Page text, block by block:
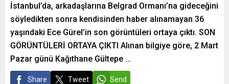
İstanbul’da, arkadaşlarına Belgrad Ormanı’na gideceğini
söyledikten sonra kendisinden haber alınamayan 36
yaşındaki Ece Gürel’in son görüntüleri ortaya çıktı. SON
GÖRÜNTÜLERİ ORTAYA ÇIKTI Alınan bilgiye göre, 2 Mart
Pazar günü Kağıthane Gültepe …
Share Tweet Send